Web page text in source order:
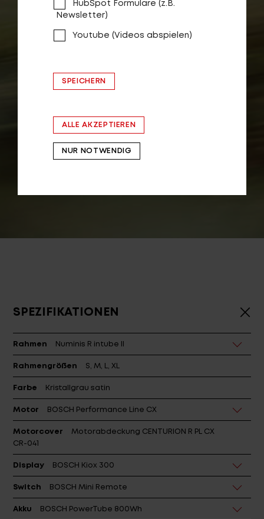
SPEZIFIKATIONEN
Rahmen Numinis R intube II
Rahmengrößen S, M, L, XL
Farbe Kristallgrau satin
Motor BOSCH Performance Line CX
Motorcover
Motorabdeckung CENTURION R PL CX
CR-041
Display BOSCH Kiox 300
Switch BOSCH Mini Remote
Akku BOSCH PowerTube 800Wh
HubSpot Formulare (z.B.
Newsletter)
Youtube (Videos abspielen)
SPEICHERN
ALLE AKZEPTIEREN
NUR NOTWENDIG